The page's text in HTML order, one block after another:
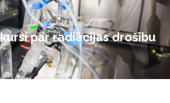
par radiācijas drošību